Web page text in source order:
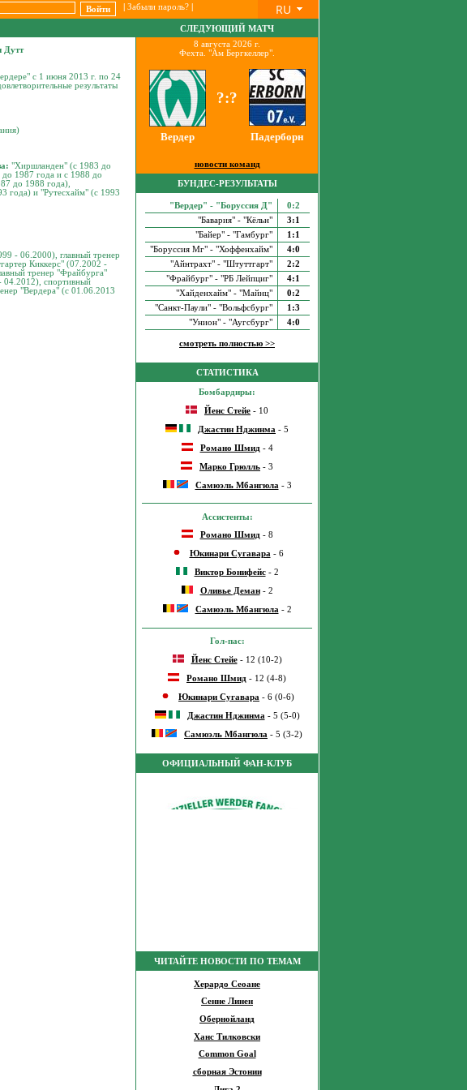
Забыли пароль? RU
Дутт
с 1 июня 2013 г. по 24
результаты
"Хиршланден" (с 1983 до
1987 года и с 1988 до
до 1988 года),
года) и "Рутесхайм" (с 1993
- 06.2000), главный тренер
Киккерс" (07.2002 -
тренер "Фрайбурга"
04.2012), спортивный
"Вердера" (с 01.06.2013
СЛЕДУЮЩИЙ МАТЧ
8 августа 2026 г.
Фехта. "Ам Бергкеллер".
?:?
Вердер Падерборн
новости команд
БУНДЕС-РЕЗУЛЬТАТЫ
"Вердер" - "Боруссия Д"
0:2
"Бавария" - "Кёльн"
3:1
"Байер" - "Гамбург"
1:1
"Боруссия Мг" - "Хоффенхайм"
4:0
"Айнтрахт" - "Штуттгарт"
2:2
"Фрайбург" - "РБ Лейпциг"
4:1
"Хайденхайм" - "Майнц"
0:2
"Санкт-Паули" - "Вольфсбург"
1:3
"Унион" - "Аугсбург"
4:0
смотреть полностью >>
СТАТИСТИКА
Бомбардиры:
Йенс Стейе - 10
Джастин Нджинма - 5
Романо Шмид- 4
Марко Грюлль - 3
Самюэль Мбангюла - 3
Ассистенты:
Романо Шмид- 8
Юкинари Сугавара- 6
Виктор Бонифейс- 2
Оливье Деман- 2
Самюэль Мбангюла- 2
Гол-пас:
Йенс Стейе- 12 (10-2)
Романо Шмид - 12 (4-8)
Юкинари Сугавара - 6 (0-6)
Джастин Нджинма - 5 (5-0)
Самюэль Мбангюла - 5 (3-2)
ОФИЦИАЛЬНЫЙ ФАН-КЛУБ
ЧИТАЙТЕ НОВОСТИ ПО ТЕМАМ
Херардо Сеоане
Сенне Линен
Обернойланд
Ханс Тилковски
Common Goal
сборная Эстонии